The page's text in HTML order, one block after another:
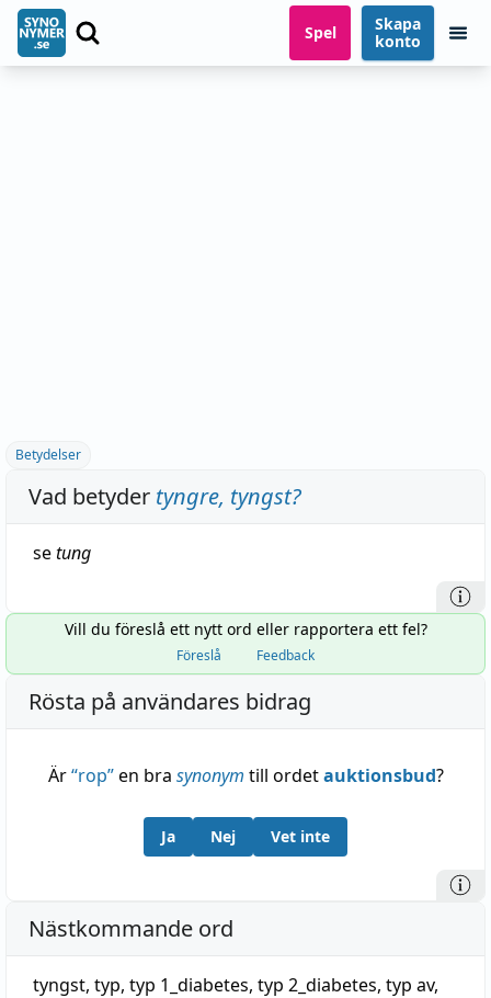
Spel
Skapa
konto
Betydelser
Vad betyder tyngre, tyngst?
setung
Vill du föreslå ett nytt ord eller rapportera ett fel?
Föreslå Feedback
Rösta på användares bidrag
Är“rop”en bra synonym till ordetauktionsbud?
Ja Nej Vet inte
Nästkommande ord
tyngst, typ, typ 1_diabetes, typ 2_diabetes, typ av,